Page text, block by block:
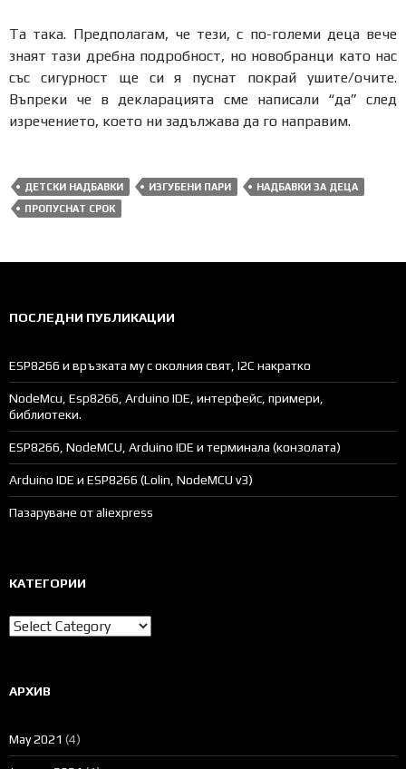
Та така. Предполагам, че тези, с по-големи деца вече
знаят тази дребна подробност, но новобранци като нас
със сигурност ще си я пуснат покрай ушите/очите.
Въпреки че в декларацията сме написали “да” след
изречението, което ни задължава да го направим.
ДЕТСКИ НАДБАВКИ ИЗГУБЕНИ ПАРИ
НАДБАВКИ ЗА ДЕЦА
ПРОПУСНАТ СРОК
ПОСЛЕДНИ ПУБЛИКАЦИИ
ESP8266 и връзката му с околния свят, I2C накратко
NodeMcu, Esp8266, Arduino IDE, интерфейс, примери,
библиотеки.
ESP8266, NodeMCU, Arduino IDE и терминала (конзолата)
Arduino IDE и ESP8266 (Lolin, NodeMCU v3)
Пазаруване от aliexpress
КАТЕГОРИИ
Категории
АРХИВ
May 2021 (4)